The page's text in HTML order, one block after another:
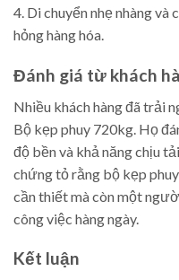
4. Di chuyển nhẹ nhàng và
hỏng hàng hóa.
Đánh giá từ khách
Nhiều khách hàng đã trải
Bộ kẹp phuy 720kg. Họ
độ bền và khả năng chịu
chứng tỏ rằng bộ kẹp
cần thiết mà còn một
công việc hàng ngày.
Kết luận